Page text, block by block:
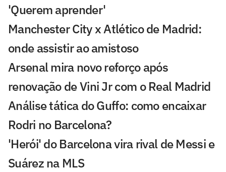
'Querem aprender'
Manchester City x Atlético de Madrid:
onde assistir ao amistoso
Arsenal mira novo reforço após
renovação de Vini Jr com o Real Madrid
Análise tática do Guffo: como encaixar
Rodri no Barcelona?
'Herói' do Barcelona vira rival de Messi e
Suárez na MLS